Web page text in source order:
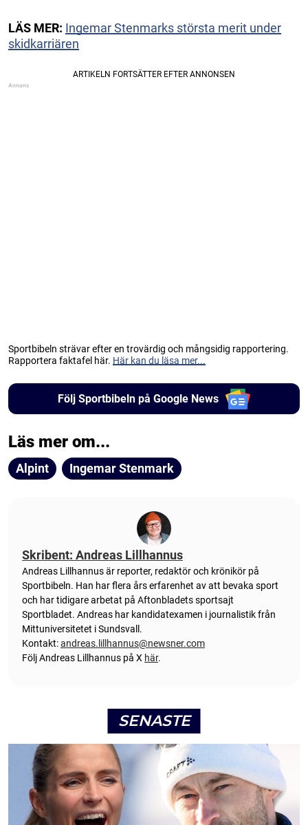
LÄS MER: Ingemar Stenmarks största merit under
skidkarriären
Sportbibeln strävar efter en trovärdig och mångsidig rapportering.
Rapportera faktafel här. Här kan du läsa mer...
Följ Sportbibeln på Google News
Läs mer om...
Alpint Ingemar Stenmark
Skribent: Andreas Lillhannus
Andreas Lillhannus är reporter, redaktör och krönikör på
Sportbibeln. Han har flera års erfarenhet av att bevaka sport
och har tidigare arbetat på Aftonbladets sportsajt
Sportbladet. Andreas har kandidatexamen i journalistik från
Mittuniversitetet i Sundsvall.
Kontakt:andreas.lillhannus@newsner.com
Följ Andreas Lillhannus på X här.
SENASTE